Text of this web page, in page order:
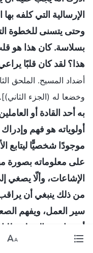
الإرسالية التي كلفه
وحتى يتسنى للخطوة
بسلاسة. كان هذا هو
هذا؟ لقد كان قلبًا
أضداد المسيح. الملحق
وخضعا له (الجزء الثاني)]
به أحد القادة أو
أولوياته هو فهم
موجودًا شخصيًّا ليتابع
على معلوماته بصورة
الإشاعات، وألّا يصغي
من ذلك ينبغي أن يراقب
سير العمل، ويفهم
أي نواحٍ مخالفة
للمبادئ، أو كانت